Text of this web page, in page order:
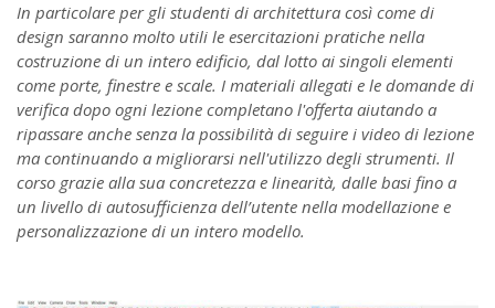
In particolare per gli studenti di architettura così come di
design saranno molto utili le esercitazioni pratiche nella
costruzione di un intero edificio, dal lotto ai singoli elementi
come porte, finestre e scale. I materiali allegati e le domande di
verifica dopo ogni lezione completano l'offerta aiutando a
ripassare anche senza la possibilità di seguire i video di lezione
ma continuando a migliorarsi nell'utilizzo degli strumenti. Il
corso grazie alla sua concretezza e linearità, dalle basi fino a
un livello di autosufficienza dell’utente nella modellazione e
personalizzazione di un intero modello.